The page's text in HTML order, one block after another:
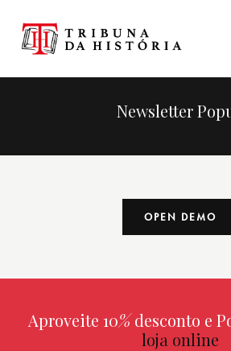
Newsletter
OPEN DEMO
Aproveite 10%desconto e
loja online